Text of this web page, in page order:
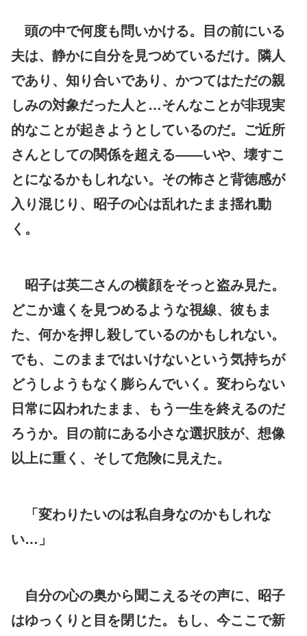
頭の中で何度も問いかける。目の前にいる
夫は、静かに自分を見つめているだけ。隣人
であり、知り合いであり、かつてはただの親
しみの対象だった人と…そんなことが非現実
的なことが起きようとしているのだ。ご近所
さんとしての関係を超える――いや、壊すこ
とになるかもしれない。その怖さと背徳感が
入り混じり、昭子の心は乱れたまま揺れ動
く。
昭子は英二さんの横顔をそっと盗み見た。
どこか遠くを見つめるような視線、彼もま
た、何かを押し殺しているのかもしれない。
でも、このままではいけないという気持ちが
どうしようもなく膨らんでいく。変わらない
日常に囚われたまま、もう一生を終えるのだ
ろうか。目の前にある小さな選択肢が、想像
以上に重く、そして危険に見えた。
「変わりたいのは私自身なのかもしれな
い…」
自分の心の奥から聞こえるその声に、昭子
はゆっくりと目を閉じた。もし、今ここで新